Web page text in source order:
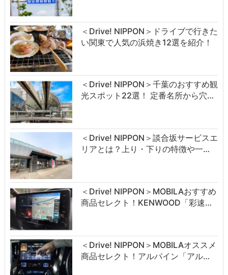
＜Drive! NIPPON＞ドライブで行きた
い関東で人気の浜焼き12選を紹介！
＜Drive! NIPPON＞千葉のおすすめ観
光スポット22選！ 定番名所から穴…
＜Drive! NIPPON＞談合坂サービスエ
リアとは？上り・下りの特徴や一…
＜Drive! NIPPON＞MOBILAおすすめ
商品セレクト！KENWOOD「彩速…
＜Drive! NIPPON＞MOBILAオススメ
商品セレクト！アルパイン「アル…